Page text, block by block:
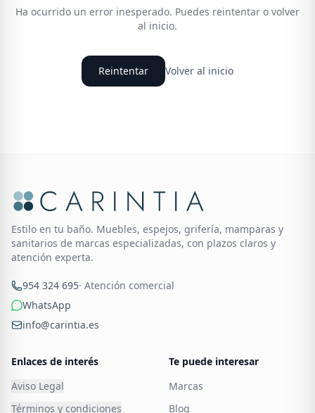
Ha ocurrido un error inesperado. Puedes reintentar o volver
al inicio.
Reintentar Volver al inicio
Estilo en tu baño. Muebles, espejos, grifería, mamparas y
sanitarios de marcas especializadas, con plazos claros y
atención experta.
954 324 695· Atención comercial
WhatsApp
info@carintia.es
Enlaces de interés
Aviso Legal
Términos y condiciones
Te puede interesar
Marcas
Blog